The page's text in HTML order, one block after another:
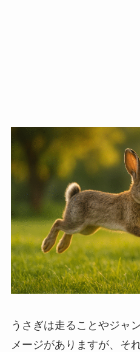
うさぎは走ることやジャ
メージがありますが、そ